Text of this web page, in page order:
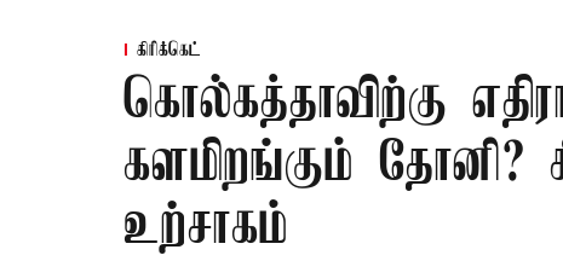
கிரிக்கெட்
கொல்கத்தாவிற்கு
களமிறங்கும் தோனி?
உற்சாகம்